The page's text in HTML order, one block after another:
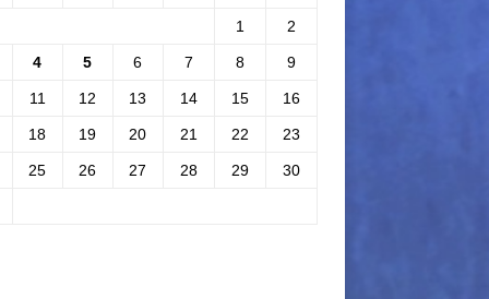
1 2
4 5 6 7 8 9
11 12 13 14 15 16
18 19 20 21 22 23
25 26 27 28 29 30